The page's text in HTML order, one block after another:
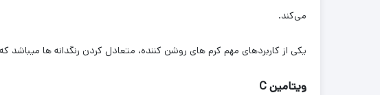
می‌کند.
یکی از کاربردهای مهم کرم های روشن کننده، متعادل کردن رنگدانه ها
ویتامین C